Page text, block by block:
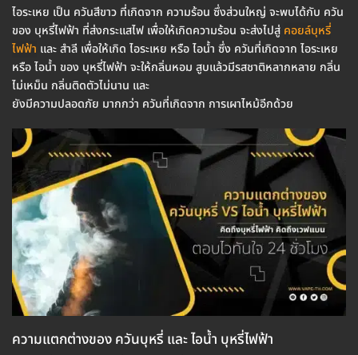
ไอระเหย เป็น ควันสีขาว ที่เกิดจาก ความร้อน ซึ่งส่วนใหญ่ จะพบได้กับ ควัน
ของ บุหรี่ไฟฟ้า ที่ส่งกระแสไฟ เพื่อให้เกิดความร้อน จะส่งไปสู่ คอยล์บุหรี่
ไฟฟ้า และ สำลี เพื่อให้เกิด ไอระเหย หรือ ไอน้ำ ซึ่ง ควันที่เกิดจาก ไอระเหย
หรือ ไอน้ำ ของ บุหรี่ไฟฟ้า จะให้กลิ่นหอม สูบแล้วมีรสชาติหลากหลาย กลิ่น
ไม่เหม็น กลิ่นติดตัวไม่นาน และ
ยังมีความปลอดภัย มากกว่า ควันที่เกิดจาก การเผาไหม้อีกด้วย
ความแตกต่างของ ควันบุหรี่ และ ไอน้ำ บุหรี่ไฟฟ้า